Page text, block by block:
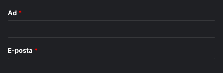
Ad *
E-posta *